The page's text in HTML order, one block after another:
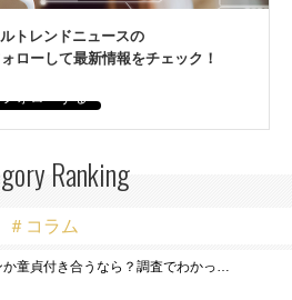
トレンドニュースの
ローして最新情報をチェック！
フォローする
Ranking
＃コラム
か童貞付き合うなら？調査でわかっ…